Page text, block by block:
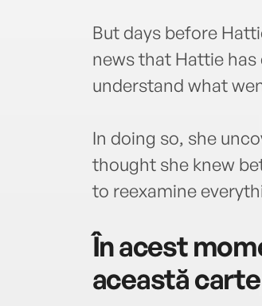
But days before
news that Hattie has
understand what
In doing so, she
thought she knew
to reexamine
În acest
această carte